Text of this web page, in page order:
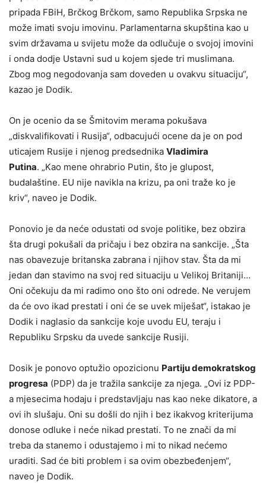
pripada FBiH, Brčkog Brčkom, samo Republika Srpska ne
može imati svoju imovinu. Parlamentarna skupština kao u
svim državama u svijetu može da odlučuje o svojoj imovini
i onda dodje Ustavni sud u kojem sjede tri muslimana.
Zbog mog negodovanja sam doveden u ovakvu situaciju“,
kazao je Dodik.
On je ocenio da se Šmitovim merama pokušava
„diskvalifikovati i Rusija“, odbacujući ocene da je on pod
uticajem Rusije i njenog predsednika Vladimira
Putina. „Kao mene ohrabrio Putin, što je glupost,
budalaštine. EU nije navikla na krizu, pa oni traže ko je
kriv“, naveo je Dodik.
Ponovio je da neće odustati od svoje politike, bez obzira
šta drugi pokušali da pričaju i bez obzira na sankcije. „Šta
nas obavezuje britanska zabrana i njihov stav. Šta da mi
jedan dan stavimo na svoj red situaciju u Velikoj Britaniji…
Oni očekuju da mi radimo ono što oni odrede. Ne verujem
da će ovo ikad prestati i oni će se uvek miješat“, istakao je
Dodik i naglasio da sankcije koje uvodu EU, teraju i
Republiku Srpsku da uvede sankcije Rusiji.
Dosik je ponovo optužio opozicionu Partiju demokratskog
progresa (PDP) da je tražila sankcije za njega. „Ovi iz PDP-
a mjesecima hodaju i predstavljaju nas kao neke dikatore, a
ovi ih slušaju. Oni su došli do njih i bez ikakvog kriterijuma
donose odluke i neće nikad prestati. To ne znači da mi
treba da stanemo i odustajemo i mi to nikad nećemo
uraditi. Sad će biti problem i sa ovim obezbeđenjem“,
naveo je Dodik.